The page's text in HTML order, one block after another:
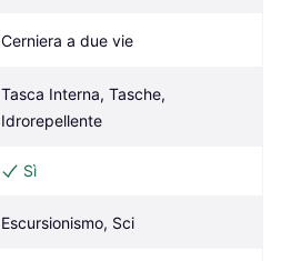
Cerniera a due vie
Tasca Interna, Tasche,
Idrorepellente
Sì
Escursionismo, Sci